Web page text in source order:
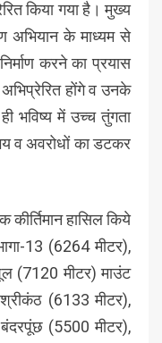
किया गया है। मुख्य
अभियान के माध्यम से
करने का प्रयास
होंगे व उनके
भविष्य में उच्च तुंगता
व अवरोधों का डटकर
कीर्तिमान हासिल किये
13 (6264 मीटर),
(7120 मीटर) माउंट
(6133 मीटर),
(5500 मीटर),